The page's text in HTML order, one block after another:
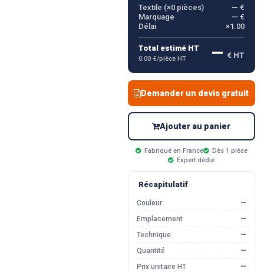
Textile (×0pièces)
— €
Marquage
— €
Délai
×1.00
Total estimé HT
0.00 €/pièce HT — € HT
Demander un devis gratuit
Ajouter au panier
Fabriqué en France
Dès 1 pièce
Expert dédié
Récapitulatif
Couleur
—
Emplacement
—
Technique
—
Quantité
—
Prix unitaire HT
—